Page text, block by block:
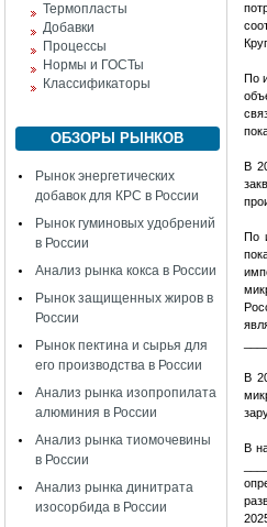
Термопласты
Добавки
Процессы
Нормы и ГОСТы
Классификаторы
ОБЗОРЫ РЫНКОВ
Рынок энергетических
добавок для КРС в России
Рынок гуминовых удобрений
в России
Анализ рынка кокса в России
Рынок защищенных жиров в
России
Рынок пектина и сырья для
его производства в России
Анализ рынка изопропилата
алюминия в России
Анализ рынка тиомочевины
в России
Анализ рынка динитрата
изосорбида в России
По
В
По
В
В